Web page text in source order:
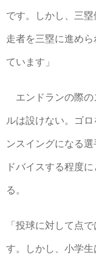
です。しかし、三塁
走者を三塁に進め
ています」
エンドランの際の
ルは設けない。ゴ
ンスイングになる
ドバイスする程度
る。
「投球に対して点
す。しかし、小学